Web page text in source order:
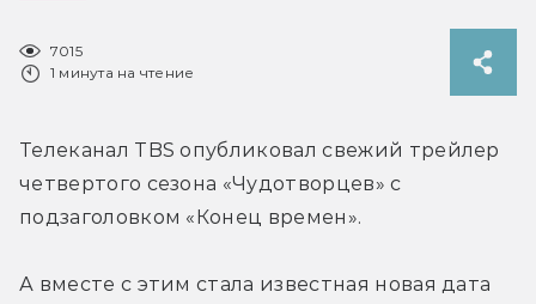
7015
1 минута на чтение
Телеканал TBS опубликовал свежий трейлер
четвертого сезона «Чудотворцев» с
подзаголовком «Конец времен».
А вместе с этим стала известная новая дата